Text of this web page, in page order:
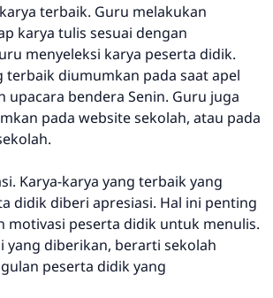
terbaik. Guru melakukan
karya tulis sesuai dengan
menyeleksi karya peserta didik.
terbaik diumumkan pada saat apel
upacara bendera Senin. Guru juga
pada website sekolah, atau pada
Karya-karya yang terbaik yang
didik diberi apresiasi. Hal ini penting
motivasi peserta didik untuk menulis.
yang diberikan, berarti sekolah
peserta didik yang